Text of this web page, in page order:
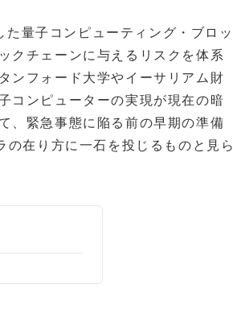
量子コンピューティング・ブロッ
クチェーンに与えるリスクを体系
ンフォード大学やイーサリアム財
コンピューターの実現が現在の暗
、緊急事態に陥る前の早期の準備
在り方に一石を投じるものと見ら